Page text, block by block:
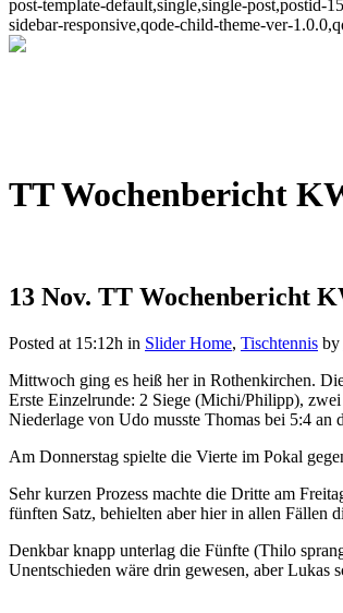
post-template-default,single,single-post,postid-
sidebar-responsive,qode-child-theme-ver-
TT Wochenbericht
13 Nov. TT Wochenbericht
Posted at 15:12h in Slider Home, Tischtennis by
Mittwoch ging es heiß her in Rothenkirchen.
Erste Einzelrunde: 2 Siege (Michi/Philipp),
Niederlage von Udo musste Thomas bei 5:4
Am Donnerstag spielte die Vierte im Pokal
Sehr kurzen Prozess machte die Dritte am
fünften Satz, behielten aber hier in allen Fällen
Denkbar knapp unterlag die Fünfte (Thilo
Unentschieden wäre drin gewesen, aber